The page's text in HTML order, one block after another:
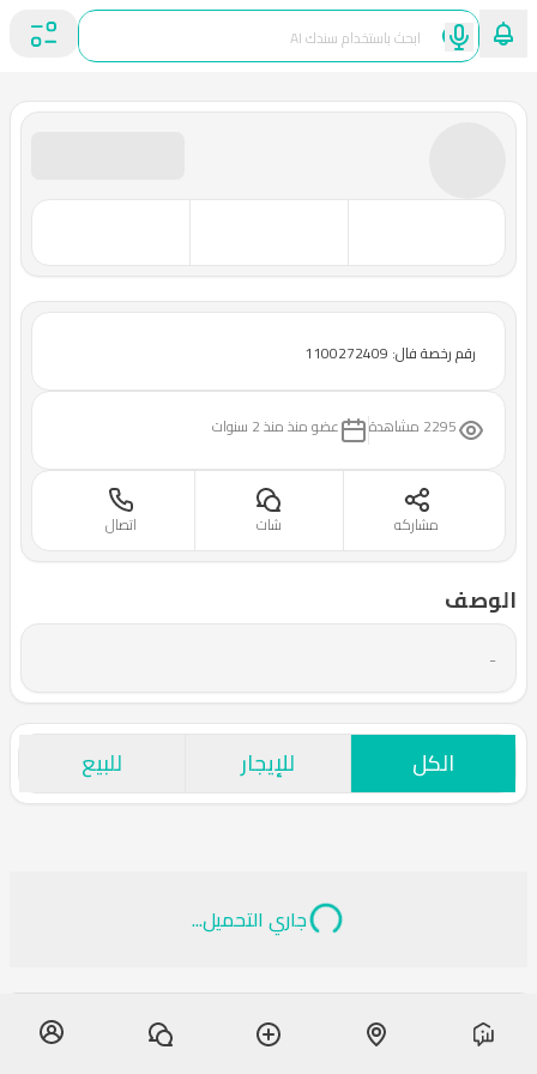
رقم رخصة فال: 1100272409
2295 مشاهدة عضو منذمنذ 2 سنوات
اتصال شات مشاركه
الوصف
-
الكل للإيجار للبيع
جاري التحميل...